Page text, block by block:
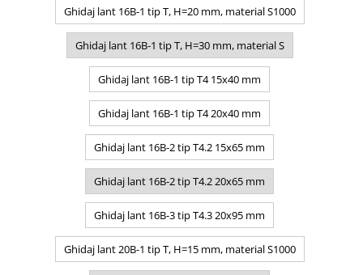
Ghidaj lant 16B-1 tip T, H=20 mm, material S1000
Ghidaj lant 16B-1 tip T, H=30 mm, material S
Ghidaj lant 16B-1 tip T4 15x40 mm
Ghidaj lant 16B-1 tip T4 20x40 mm
Ghidaj lant 16B-2 tip T4.2 15x65 mm
Ghidaj lant 16B-2 tip T4.2 20x65 mm
Ghidaj lant 16B-3 tip T4.3 20x95 mm
Ghidaj lant 20B-1 tip T, H=15 mm, material S1000